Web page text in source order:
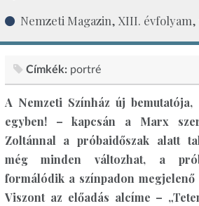
Nemzeti Magazin, XIII. évfolyam,
Címkék: portré
A Nemzeti Színház új
egyben! – kapcsán a Marx
Zoltánnal a próbaidőszak alatt
még minden változhat, a
formálódik a színpadon
Viszont az előadás alcíme –